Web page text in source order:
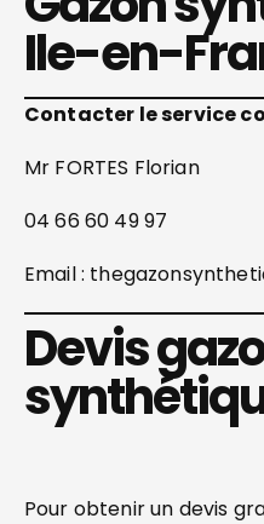
Ile-en-
Contacter le service
Mr FORTES Florian
04 66 60 49 97
Email :
Devis
Pour obtenir un devis